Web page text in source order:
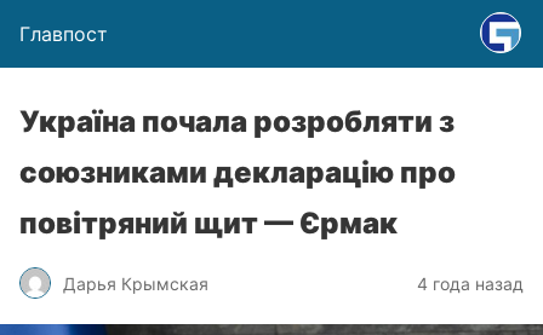
Главпост
Україна почала розробляти з
союзниками декларацію про
повітряний щит — Єрмак
Дарья Крымская 4 года назад